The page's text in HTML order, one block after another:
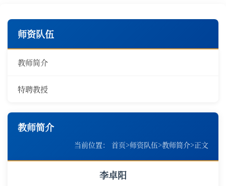
师资队伍
教师简介
特聘教授
教师简介
当前位置： 首页>师资队伍>教师简介>正文
李卓阳